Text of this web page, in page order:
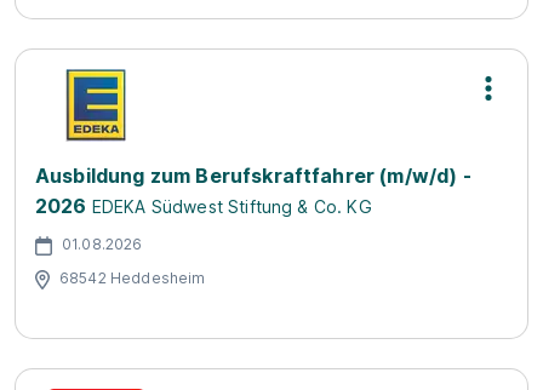
Ausbildung zum Berufskraftfahrer (m/w/d) -
2026 EDEKA Südwest Stiftung & Co. KG
01.08.2026
68542 Heddesheim